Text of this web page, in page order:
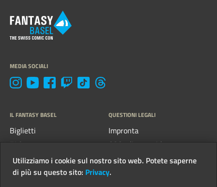
MEDIA SOCIALI
IL FANTASY BASEL
Biglietti
FAQs
Kontakt
Newsletter
QUESTIONI LEGALI
Impronta
CGC e linee guida
Protezione dei dati
Utilizziamo i cookie sul nostro sito web. Potete saperne
di più su questo sito: Privacy.